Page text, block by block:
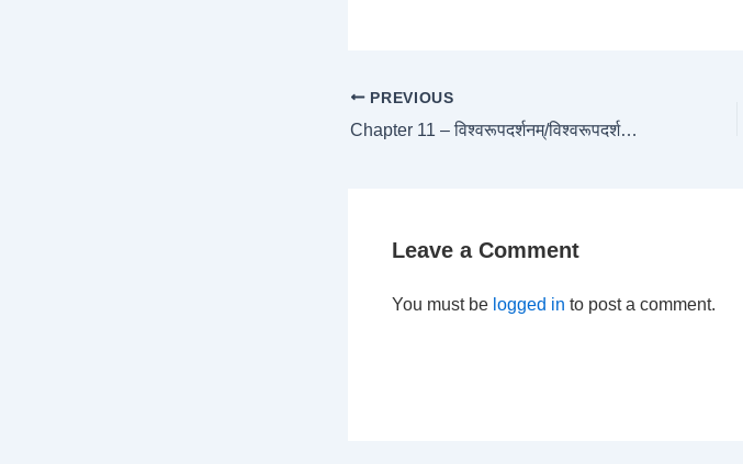
PREVIOUS
Chapter 11 – विश्वरूपदर्शनम्/विश्वरूपदर्शनयोग Shloka-4
Leave a Comment
You must be logged in to post a comment.